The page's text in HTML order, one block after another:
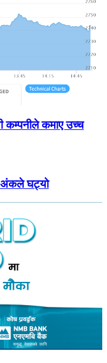
कम्पनीले कमाए उच्च
अंकले घट्यो